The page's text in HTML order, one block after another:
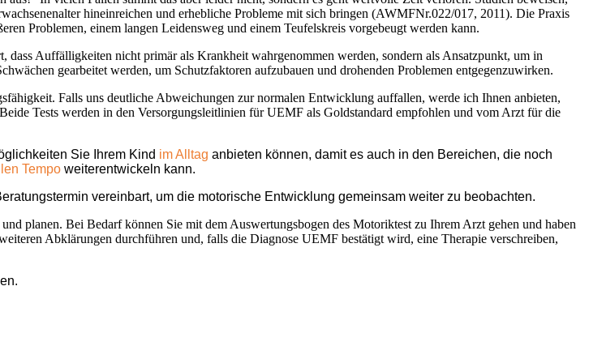
hineinreichen und erhebliche Probleme mit sich bringen (AWMFNr.022/017, 2011). Die Praxis
Problemen, einem langen Leidensweg und einem Teufelskreis vorgebeugt werden kann.
dass Auffälligkeiten nicht primär als Krankheit wahrgenommen werden, sondern als Ansatzpunkt, um in
gearbeitet werden, um Schutzfaktoren aufzubauen und drohenden Problemen entgegenzuwirken.
Falls uns deutliche Abweichungen zur normalen Entwicklung auffallen, werde ich Ihnen anbieten,
Tests werden in den Versorgungsleitlinien für UEMF als Goldstandard empfohlen und vom Arzt für die
Sie Ihrem Kind im Alltag anbieten können, damit es auch in den Bereichen, die noch
Tempo weiterentwickeln kann.
vereinbart, um die motorische Entwicklung gemeinsam weiter zu beobachten.
planen. Bei Bedarf können Sie mit dem Auswertungsbogen des Motoriktest zu Ihrem Arzt gehen und haben
Abklärungen durchführen und, falls die Diagnose UEMF bestätigt wird, eine Therapie verschreiben,